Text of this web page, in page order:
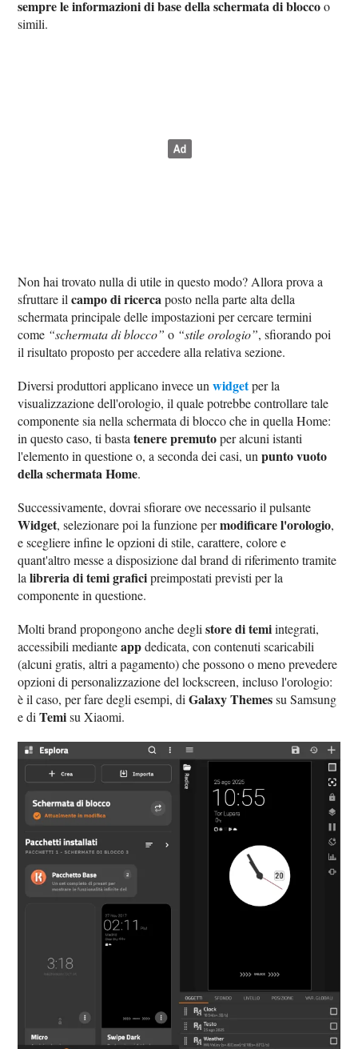
sempre le informazioni di base della schermata di bloccoo
simili.
Non hai trovato nulla di utile in questo modo? Allora prova a
sfruttare ilcampo di ricercaposto nella parte alta della
schermata principale delle impostazioni per cercare termini
come “schermata di blocco” o “stile orologio”, sfiorando poi
il risultato proposto per accedere alla relativa sezione.
Diversi produttori applicano invece unwidgetper la
visualizzazione dell'orologio, il quale potrebbe controllare tale
componente sia nella schermata di blocco che in quella Home:
in questo caso, ti bastatenere premutoper alcuni istanti
l'elemento in questione o, a seconda dei casi, unpunto vuoto
della schermata Home.
Successivamente, dovrai sfiorare ove necessario il pulsante
Widget, selezionare poi la funzione permodificare l'orologio,
e scegliere infine le opzioni di stile, carattere, colore e
quant'altro messe a disposizione dal brand di riferimento tramite
lalibreria di temi graficipreimpostati previsti per la
componente in questione.
Molti brand propongono anche deglistore di temiintegrati,
accessibili medianteappdedicata, con contenuti scaricabili
(alcuni gratis, altri a pagamento) che possono o meno prevedere
opzioni di personalizzazione del lockscreen, incluso l'orologio:
è il caso, per fare degli esempi, diGalaxy Themessu Samsung
e diTemisu Xiaomi.